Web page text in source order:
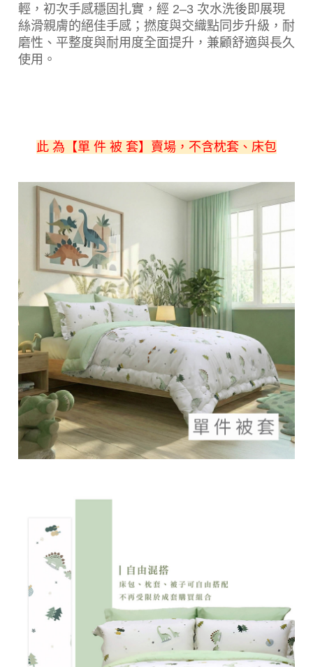
輕，初次手感穩固扎實，經 2–3 次水洗後即展現
絲滑親膚的絕佳手感；撚度與交織點同步升級，耐
磨性、平整度與耐用度全面提升，兼顧舒適與長久
使用。
此 為【單 件 被 套】賣場，不含枕套、床包